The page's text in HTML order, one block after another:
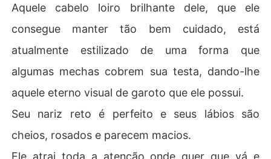
Aquele cabelo loiro brilhante dele, que ele
consegue manter tão bem cuidado, está
atualmente estilizado de uma forma que
algumas mechas cobrem sua testa, dando-lhe
aquele eterno visual de garoto que ele possui.
Seu nariz reto é perfeito e seus lábios são
cheios, rosados e parecem macios.
Ele atrai toda a atenção onde quer que vá e